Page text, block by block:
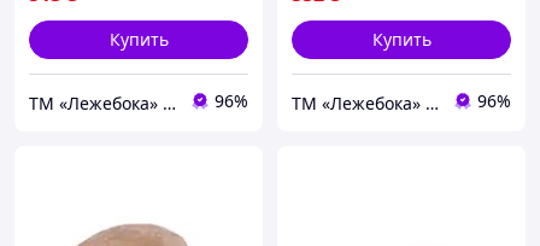
Купить
ТМ «Лежебока» - текстиль и спецтовары 96%
Купить
ТМ «Лежебока» - текстиль и спецтовары 96%